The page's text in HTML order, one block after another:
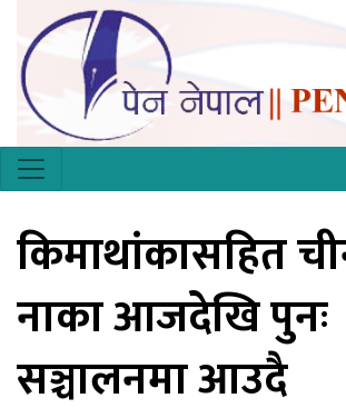
किमाथांकासहित
नाका आजदेखि पुनः
सञ्चालनमा आउदै